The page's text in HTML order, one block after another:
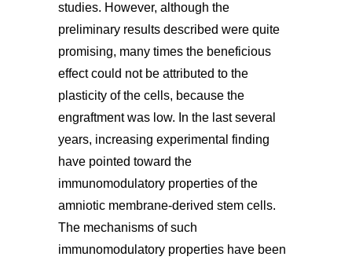
studies. However, although the
preliminary results described were quite
promising, many times the beneficious
effect could not be attributed to the
plasticity of the cells, because the
engraftment was low. In the last several
years, increasing experimental finding
have pointed toward the
immunomodulatory properties of the
amniotic membrane-derived stem cells.
The mechanisms of such
immunomodulatory properties have been